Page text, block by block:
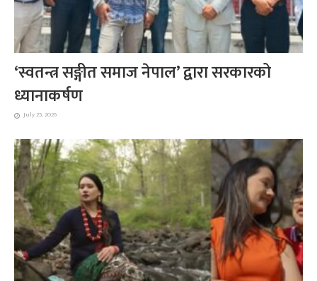
‘स्वतन्त्र सङ्गीत समाज नेपाल’ द्वारा सरकारको
ध्यानाकर्षण
July 25, 2026